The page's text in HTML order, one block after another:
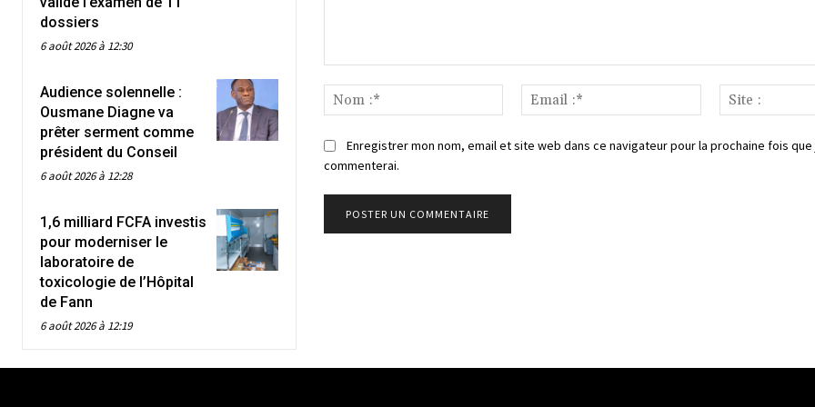
dossiers
6 août 2026 à 12:30
Audience solennelle :
Ousmane Diagne va
prêter serment comme
président du Conseil
6 août 2026 à 12:28
1,6 milliard FCFA investis
pour moderniser le
laboratoire de
toxicologie de l’Hôpital
de Fann
6 août 2026 à 12:19
Nom
:*
Email
:*
Enregistrer mon nom, email et site web dans ce navigateur pour la prochaine fois que
commenterai.